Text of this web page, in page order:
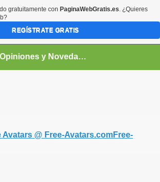
Opiniones y Novedades
Free-
gratuitamente con PaginaWebGratis.es. ¿Quieres
REGÍSTRATE GRATIS